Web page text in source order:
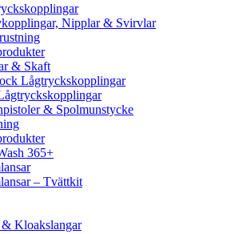
Nipplar & Svirvlar
& Skaft
Lågtryckskopplingar
& Spolmunstycke
365+
– Tvättkit
Kloakslangar